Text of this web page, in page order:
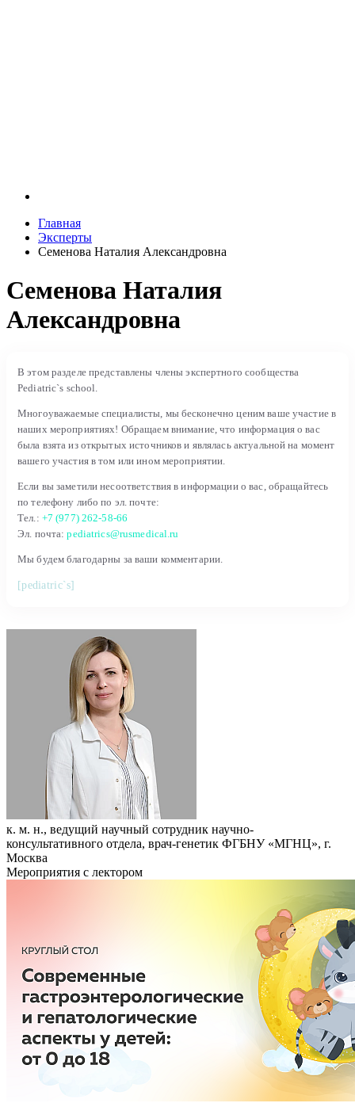
Главная
Эксперты
Семенова Наталия Александровна
Семенова Наталия
Александровна
В этом разделе представлены члены экспертного сообщества
Pediatric`s school.
Многоуважаемые специалисты, мы бесконечно ценим ваше участие в
наших мероприятиях! Обращаем внимание, что информация о вас
была взята из открытых источников и являлась актуальной на момент
вашего участия в том или ином мероприятии.
Если вы заметили несоответствия в информации о вас, обращайтесь
по телефону либо по эл. почте:
Тел.: +7 (977) 262-58-66
Эл. почта:pediatrics@rusmedical.ru
Мы будем благодарны за ваши комментарии.
[pediatric`s]
к. м. н., ведущий научный сотрудник научно-
консультативного отдела, врач-генетик ФГБНУ «МГНЦ», г.
Москва
Мероприятия с лектором